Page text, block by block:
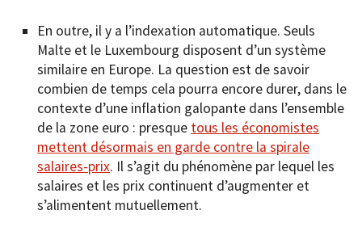
En outre, il y a l’indexation automatique. Seuls
Malte et le Luxembourg disposent d’un système
similaire en Europe. La question est de savoir
combien de temps cela pourra encore durer, dans le
contexte d’une inflation galopante dans l’ensemble
de la zone euro : presque tous les économistes
mettent désormais en garde contre la spirale
salaires-prix. Il s’agit du phénomène par lequel les
salaires et les prix continuent d’augmenter et
s’alimentent mutuellement.